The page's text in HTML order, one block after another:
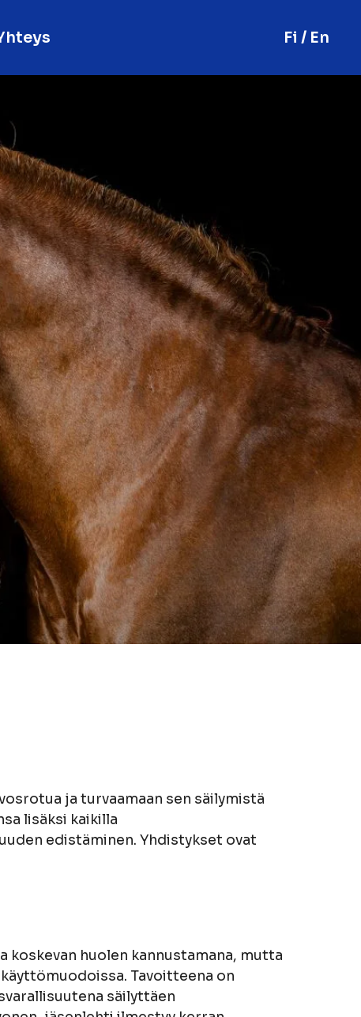
Fi / En
ja turvaamaan sen säilymistä
lisäksi kaikilla
edistäminen. Yhdistykset ovat
huolen kannustamana, mutta
Tavoitteena on
säilyttäen